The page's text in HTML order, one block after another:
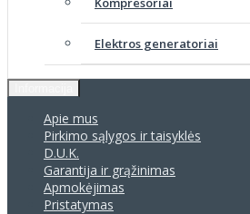
Elektros generatoriai
Apie mus
Pirkimo sąlygos ir taisyklės
D.U.K.
Garantija ir grąžinimas
Apmokėjimas
Pristatymas